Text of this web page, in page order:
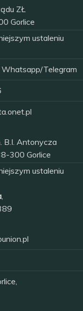
ZŁ
Gorlice
ustaleniu
Whatsapp/Telegram
B.I. Antonycza
300 Gorlice
ustaleniu